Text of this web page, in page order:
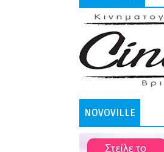
NOVOVILLE